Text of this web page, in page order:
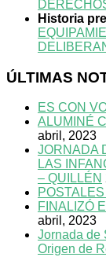
Historia
ÚLTIMAS
ES CON
ALUMINÉ
abril, 2023
JORNADA
LAS
– QUILLÉN
FINALIZÓ
abril, 2023
Jornada de
Origen de